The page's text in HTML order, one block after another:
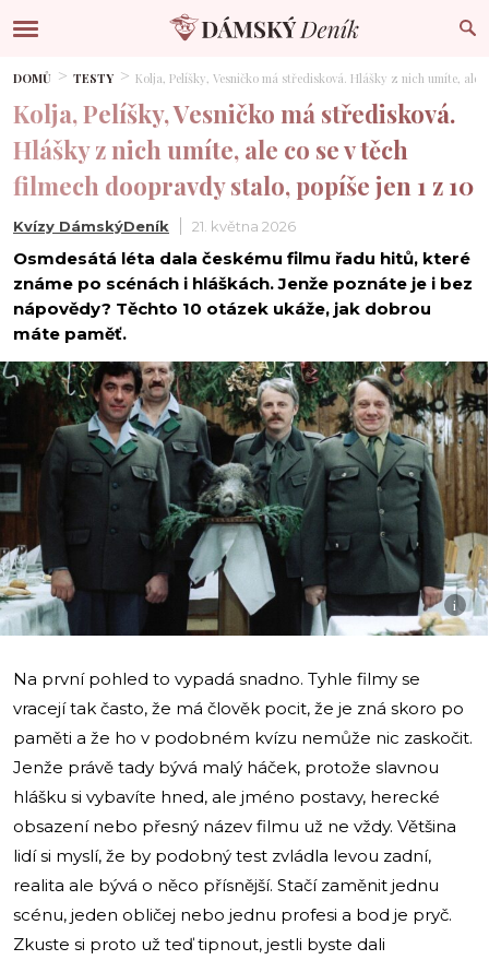
DOMŮ TESTY Kolja, Pelíšky, Vesničko má středisková. Hlášky z nich umíte, ale
Kolja, Pelíšky, Vesničko má středisková.
Hlášky z nich umíte, ale co se v těch
filmech doopravdy stalo, popíše jen 1 z 10
Kvízy DámskýDeník 21. května 2026
Osmdesátá léta dala českému filmu řadu hitů, které
známe po scénách i hláškách. Jenže poznáte je i bez
nápovědy? Těchto 10 otázek ukáže, jak dobrou
máte paměť.
i
Na první pohled to vypadá snadno. Tyhle filmy se
vracejí tak často, že má člověk pocit, že je zná skoro po
paměti a že ho v podobném kvízu nemůže nic zaskočit.
Jenže právě tady bývá malý háček, protože slavnou
hlášku si vybavíte hned, ale jméno postavy, herecké
obsazení nebo přesný název filmu už ne vždy. Většina
lidí si myslí, že by podobný test zvládla levou zadní,
realita ale bývá o něco přísnější. Stačí zaměnit jednu
scénu, jeden obličej nebo jednu profesi a bod je pryč.
Zkuste si proto už teď tipnout, jestli byste dali